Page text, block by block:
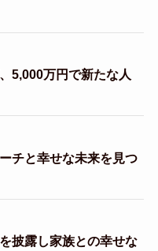
5,000万円で新たな人
チと幸せな未来を見つ
披露し家族との幸せな